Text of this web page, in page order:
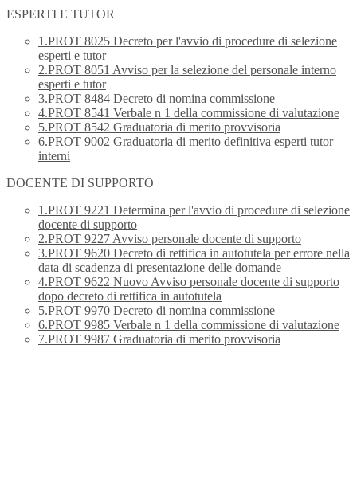
ESPERTI E TUTOR
1.PROT 8025 Decreto per l'avvio di procedure di selezione
esperti e tutor
2.PROT 8051 Avviso per la selezione del personale interno
esperti e tutor
3.PROT 8484 Decreto di nomina commissione
4.PROT 8541 Verbale n 1 della commissione di valutazione
5.PROT 8542 Graduatoria di merito provvisoria
6.PROT 9002 Graduatoria di merito definitiva esperti tutor
interni
DOCENTE DI SUPPORTO
1.PROT 9221 Determina per l'avvio di procedure di selezione
docente di supporto
2.PROT 9227 Avviso personale docente di supporto
3.PROT 9620 Decreto di rettifica in autotutela per errore nella
data di scadenza di presentazione delle domande
4.PROT 9622 Nuovo Avviso personale docente di supporto
dopo decreto di rettifica in autotutela
5.PROT 9970 Decreto di nomina commissione
6.PROT 9985 Verbale n 1 della commissione di valutazione
7.PROT 9987 Graduatoria di merito provvisoria